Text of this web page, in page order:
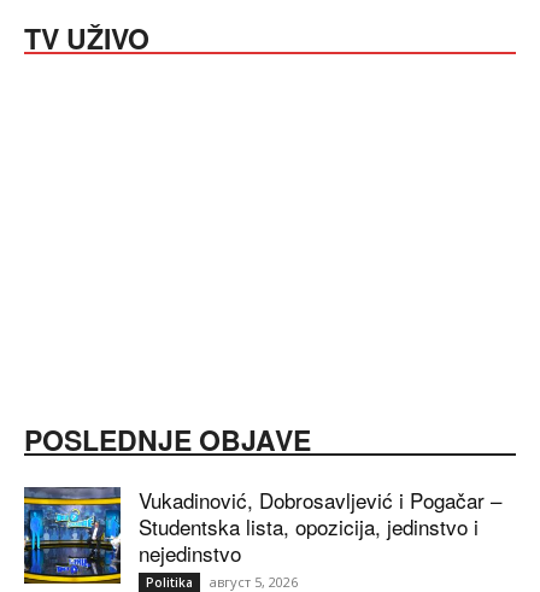
TV UŽIVO
POSLEDNJE OBJAVE
Vukadinović, Dobrosavljević i Pogačar –
Studentska lista, opozicija, jedinstvo i
nejedinstvo
Politika август 5, 2026